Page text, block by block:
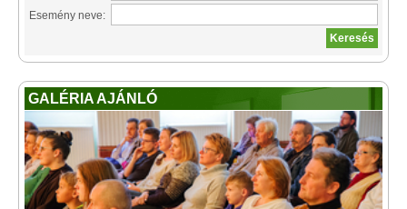
Esemény neve:
GALÉRIA AJÁNLÓ